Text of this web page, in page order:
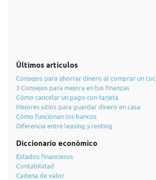
Últimos artículos
Consejos para ahorrar dinero al comprar un
3 Consejos para mejora en tus finanzas
Cómo cancelar un pago con tarjeta
Mejores sitios para guardar dinero en casa
Cómo funcionan los bancos
Diferencia entre leasing y renting
Diccionario económico
Estados financieros
Contabilidad
Cadena de valor